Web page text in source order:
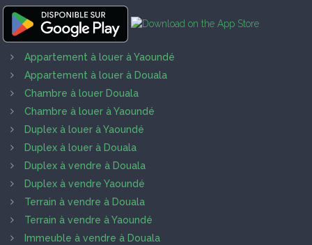
Appartement à louer à Yaoundé
Appartement à louer à Douala
Chambre à louer Douala
Chambre à louer à Yaoundé
Duplex à louer à Yaoundé
Duplex à louer à Douala
Duplex à vendre à Douala
Duplex à vendre Yaoundé
Terrain à vendre à Douala
Terrain à vendre à Yaoundé
Immeuble à vendre à Douala